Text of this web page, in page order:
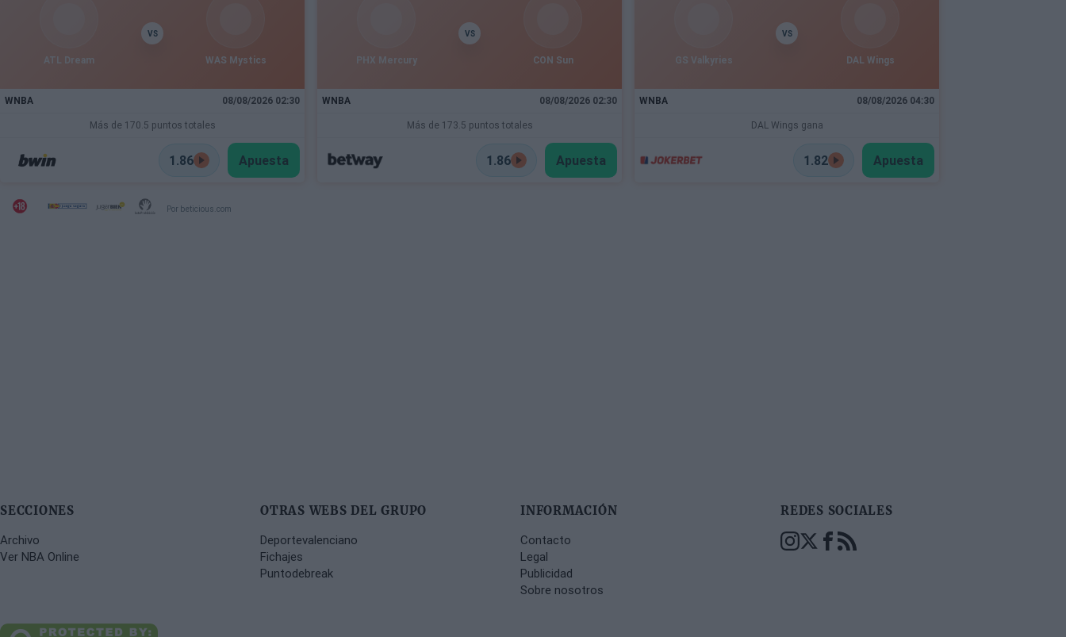
ATL Dream
VS
WAS Mystics
WNBA 08/08/2026 02:30
Más de 170.5 puntos totales
1.86 Apuesta
PHX Mercury
VS
CON Sun
WNBA 08/08/2026 02:30
Más de 173.5 puntos totales
1.86 Apuesta
GS Valkyries
VS
DAL Wings
WNBA 08/08/2026 04:30
DAL Wings gana
1.82 Apuesta
Por beticious.com
SECCIONES
Archivo
Ver NBA Online
OTRAS WEBS DEL GRUPO
Deportevalenciano
Fichajes
Puntodebreak
INFORMACIÓN
Contacto
Legal
Publicidad
Sobre nosotros
REDES SOCIALES